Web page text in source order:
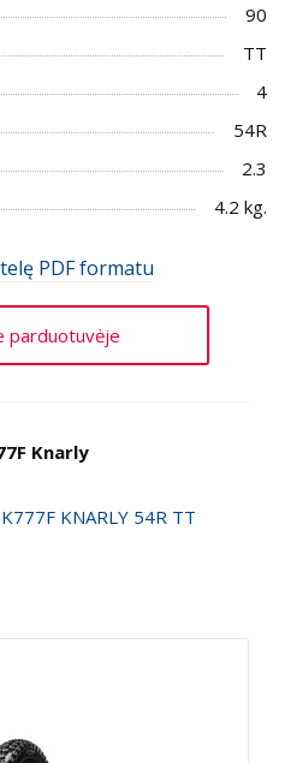
90
TT
4
54R
2.3
4.2 kg.
PDF formatu
parduotuvėje
Knarly
KNARLY 54R TT